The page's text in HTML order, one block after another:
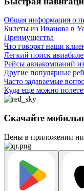
Общая информация о
Билеты из Иванова в
Преимущества
Что говорят наши
Легкий поиск
Рейсы авиакомпаний
Другие популярные
Часто задаваемые
Куда еще можно
Скачайте
Цены в приложении